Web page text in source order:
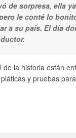
de sorpresa, ella
le conté lo
a su país. El día
de la historia están
y pruebas